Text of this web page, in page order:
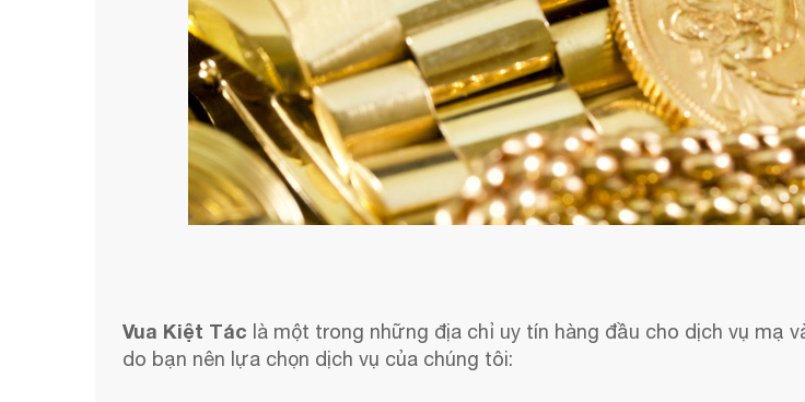
Vua Kiệt Tác là một trong những địa chỉ uy tín hàng đầu cho dịch vụ mạ
do bạn nên lựa chọn dịch vụ của chúng tôi: